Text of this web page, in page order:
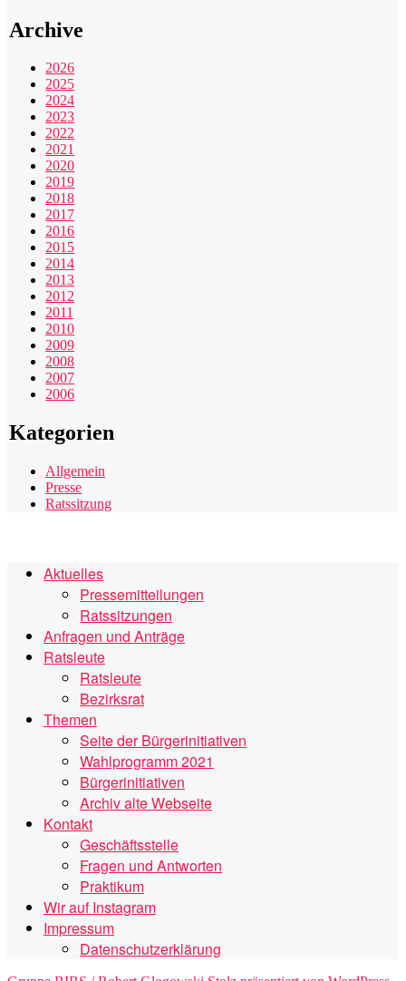
Archive
2026
2025
2024
2023
2022
2021
2020
2019
2018
2017
2016
2015
2014
2013
2012
2011
2010
2009
2008
2007
2006
Kategorien
Allgemein
Presse
Ratssitzung
Aktuelles
Pressemitteilungen
Ratssitzungen
Anfragen und Anträge
Ratsleute
Ratsleute
Bezirksrat
Themen
Seite der Bürgerinitiativen
Wahlprogramm 2021
Bürgerinitiativen
Archiv alte Webseite
Kontakt
Geschäftsstelle
Fragen und Antworten
Praktikum
Wir auf Instagram
Impressum
Datenschutzerklärung